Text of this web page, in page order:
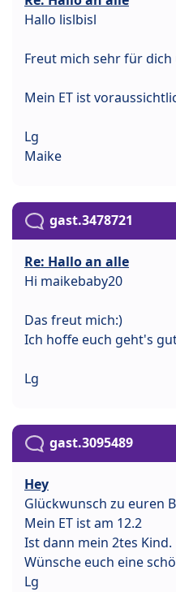
Hallo lislbisl
Freut mich sehr für
Mein ET ist
Lg
Maike
gast.3478721
Re: Hallo an alle
Hi maikebaby20
Das freut mich:)
Ich hoffe euch geht's
Lg
gast.3095489
Hey
Glückwunsch zu euren
Mein ET ist am 12.2
Ist dann mein 2tes Kind.
Wünsche euch eine
Lg